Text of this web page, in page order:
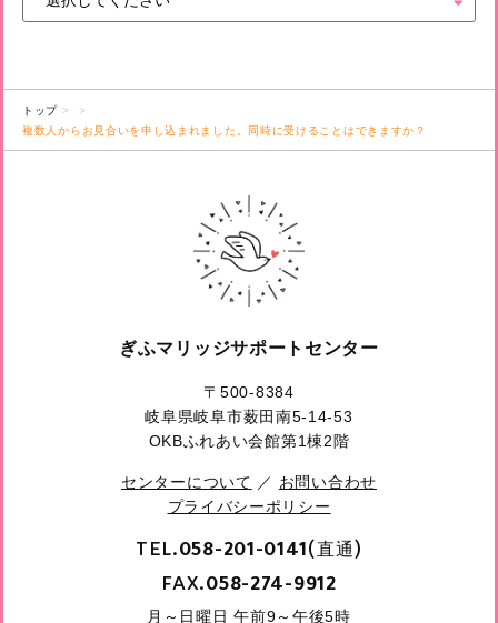
トップ
複数人からお見合いを申し込まれました。同時に受けることはできますか？
ぎふマリッジサポートセンター
〒500-8384
岐阜県岐阜市薮田南5-14-53
OKBふれあい会館第1棟2階
センターについて ／ お問い合わせ
プライバシーポリシー
TEL.058-201-0141(直通)
FAX.058-274-9912
月～日曜日 午前9～午後5時